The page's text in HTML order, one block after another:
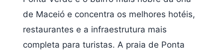
de Maceió e concentra os melhores hotéis,
restaurantes e a infraestrutura mais
completa para turistas. A praia de Ponta